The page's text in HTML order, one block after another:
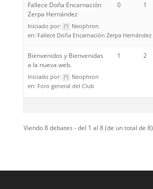
Fallece Doña Encarnación
Zerpa Hernández
Iniciado por:
Neophron
en: Fallece Doña Encarnación Zerpa Hernández
0 1
Bienvenidos y Bienvenidas
a la nueva web.
Iniciado por:
Neophron
en: Foro general del Club
1 2
Viendo 8 debates - del 1 al 8 (de un total de 8)